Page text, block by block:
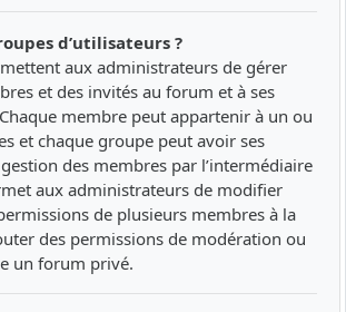
d’utilisateurs ?
aux administrateurs de gérer
et des invités au forum et à ses
membre peut appartenir à un ou
et chaque groupe peut avoir ses
des membres par l’intermédiaire
aux administrateurs de modifier
de plusieurs membres à la
des permissions de modération ou
un forum privé.